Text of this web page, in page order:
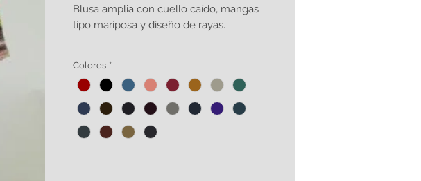
Blusa amplia con cuello caído, mangas
tipo mariposa y diseño de rayas.
botellas PET y recortes de confección
de algodón.
Colores *